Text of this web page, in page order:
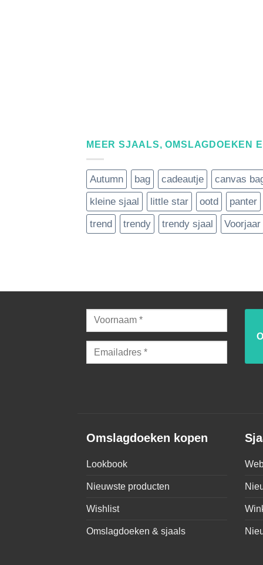
MEER SJAALS, OMSLAGDOEKEN
Autumn bag cadeautje canvas
kleine sjaal
little star ootd panter
trend
trendy trendy sjaal Voorjaar
Omslagdoeken kopen
Lookbook
Nieuwste producten
Wishlist
Omslagdoeken & sjaals